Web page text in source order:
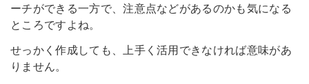
ーチができる一方で、注意点などがあるのかも気になる
ところですよね。
せっかく作成しても、上手く活用できなければ意味があ
りません。